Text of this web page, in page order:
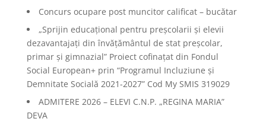
Concurs ocupare post muncitor calificat – bucătar
„Sprijin educațional pentru preșcolarii și elevii
dezavantajați din învățământul de stat preșcolar,
primar și gimnazial” Proiect cofinațat din Fondul
Social European+ prin “Programul Incluziune și
Demnitate Socială 2021-2027” Cod My SMIS 319029
ADMITERE 2026 – ELEVI C.N.P. „REGINA MARIA”
DEVA